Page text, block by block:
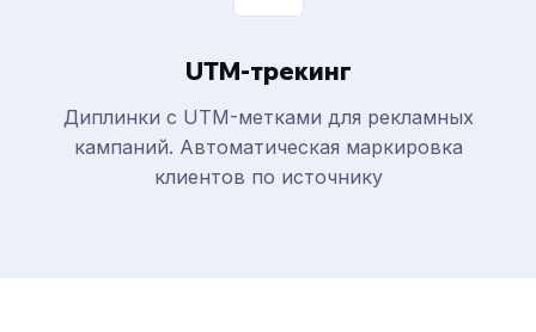
UTM-трекинг
Диплинки с UTM-метками для рекламных
кампаний. Автоматическая маркировка
клиентов по источнику